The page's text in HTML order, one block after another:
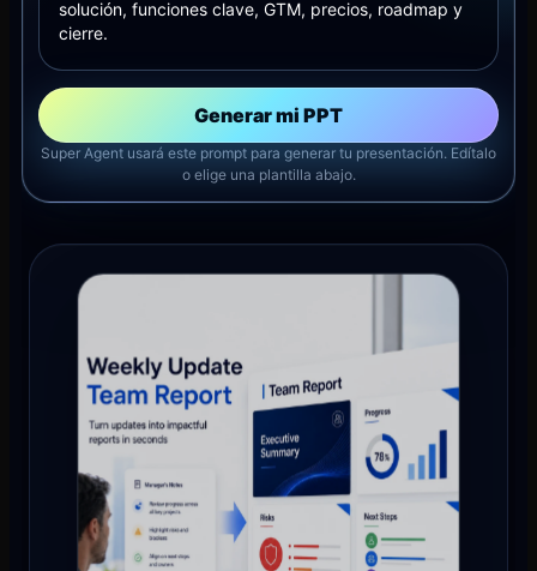
Super Agent usará este prompt para generar tu presentación. Edítalo
o elige una plantilla abajo.
Generar mi PPT